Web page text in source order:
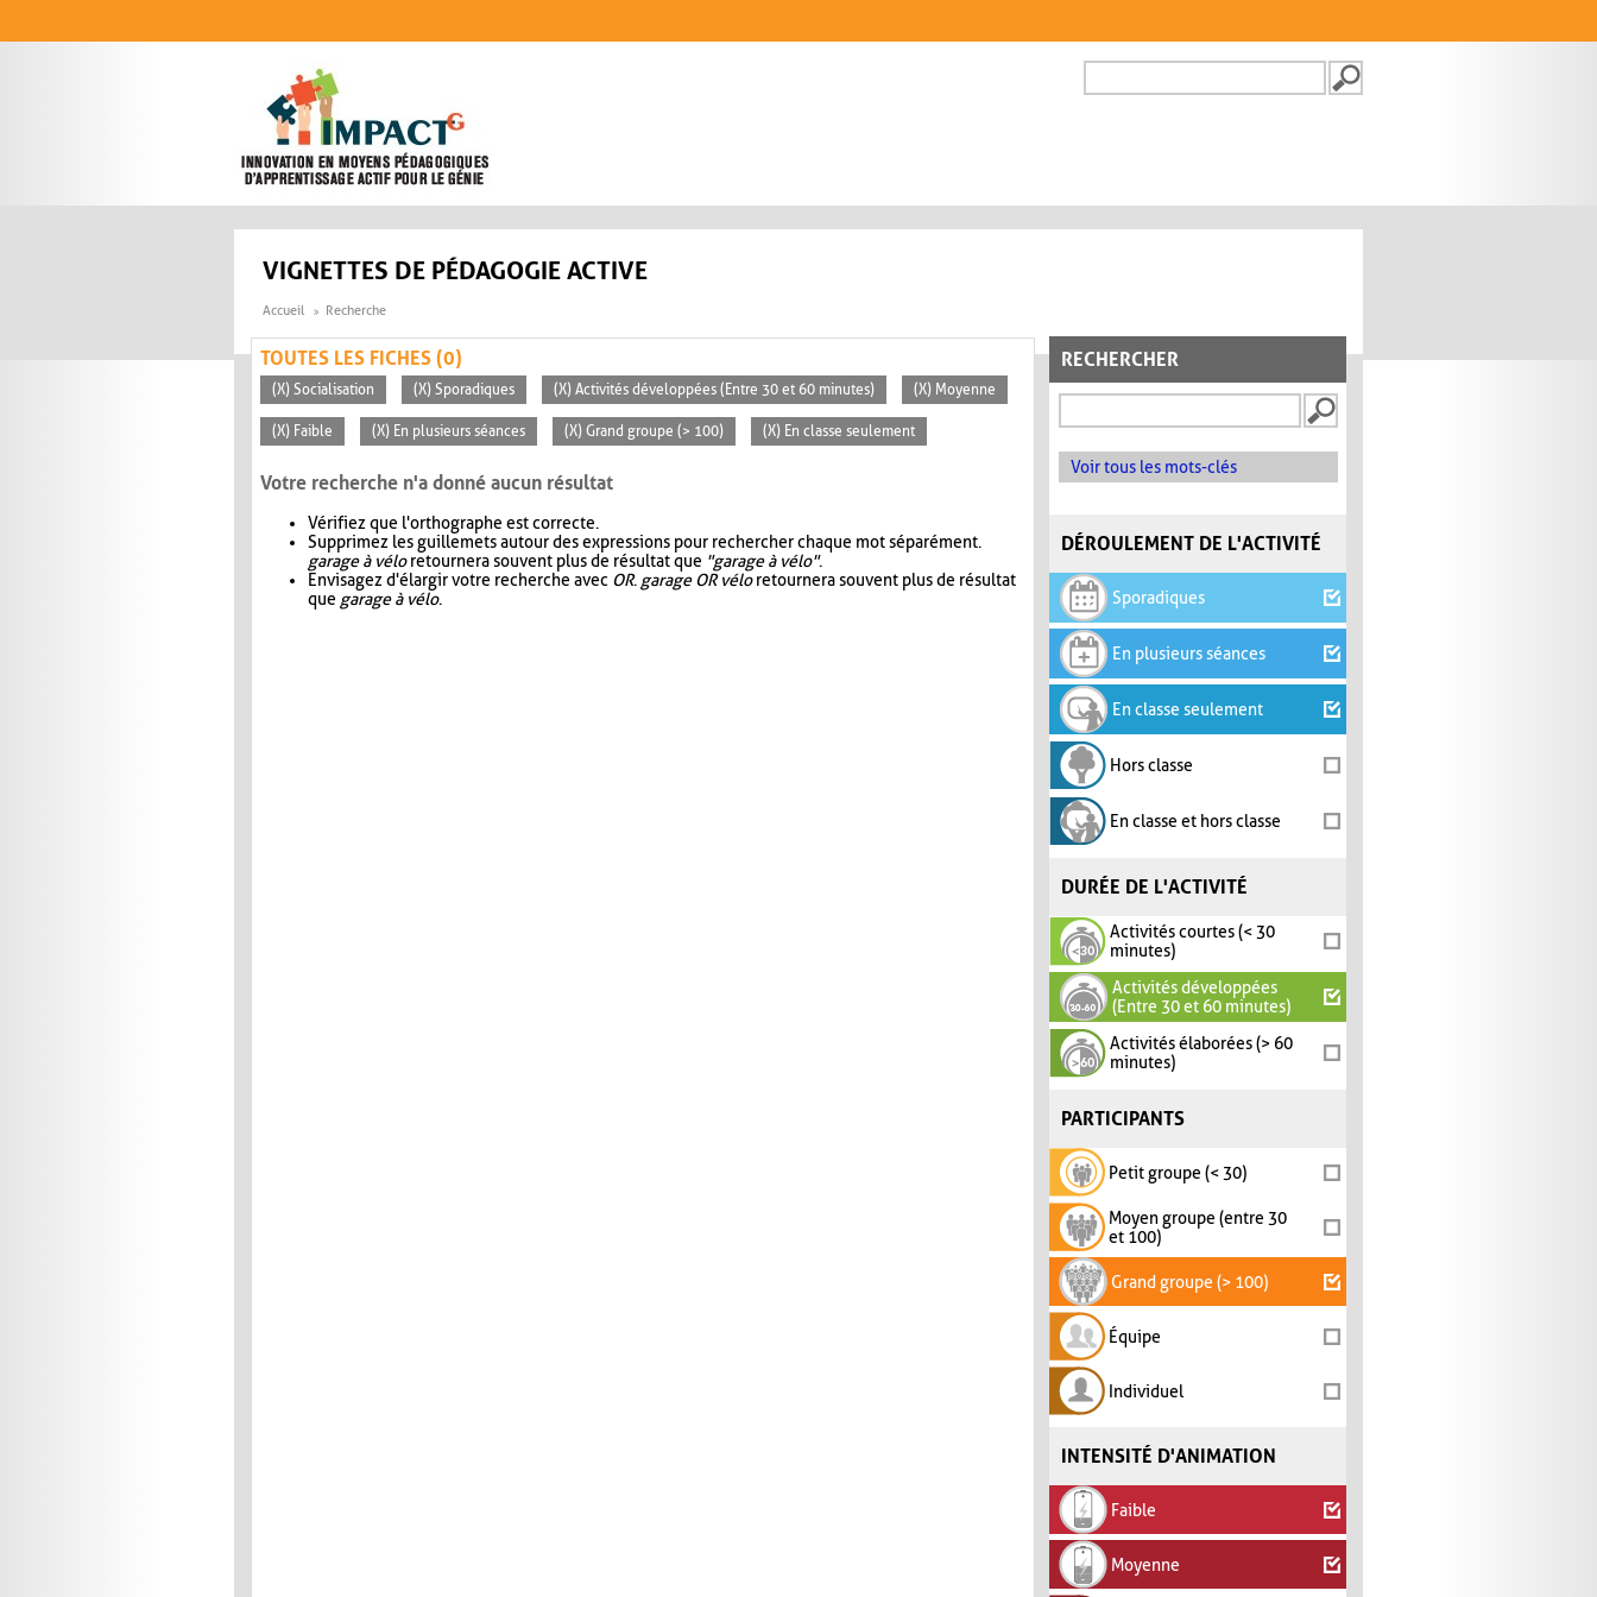
FORMULAIRE DE
VIGNETTES DE PÉDAGOGIE ACTIVE
Accueil Recherche
RECHERCHER
Voir tous les mots-clés
DÉROULEMENT DE L'ACTIVITÉ
Sporadiques
En plusieurs séances
En classe seulement
Hors classe
En classe et hors classe
DURÉE DE L'ACTIVITÉ
Activités courtes (< 30
minutes)
Activités développées
(Entre 30 et 60 minutes)
Activités élaborées (> 60
minutes)
PARTICIPANTS
Petit groupe (< 30)
Moyen groupe (entre 30
et 100)
Grand groupe (> 100)
Équipe
Individuel
INTENSITÉ D'ANIMATION
Faible
Moyenne
TOUTES LES FICHES (0)
(X) Socialisation (X) Sporadiques (X) Activités développées (Entre 30 et 60 minutes) (X) Moyenne
(X) Faible (X) En plusieurs séances (X) Grand groupe (> 100) (X) En classe seulement
Votre recherche n'a donné aucun résultat
Vérifiez que l'orthographe est correcte.
Supprimez les guillemets autour des expressions pour rechercher chaque mot séparément.
garage à véloretournera souvent plus de résultat que "garage à vélo".
Envisagez d'élargir votre recherche avec OR. garage OR véloretournera souvent plus de résultat
que garage à vélo.